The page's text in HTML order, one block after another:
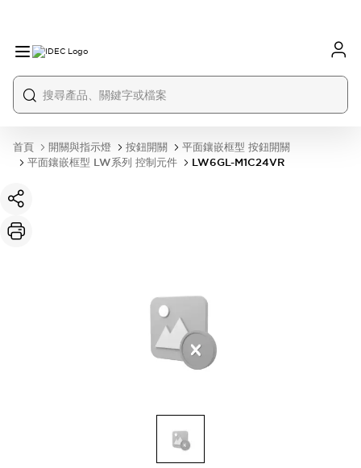
首頁 開關與指示燈 按鈕開關
平面鑲嵌框型 按鈕開關
平面鑲嵌框型 LW系列 控制元件
LW6GL-M1C24VR